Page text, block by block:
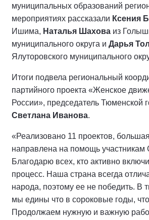
муниципальных образований
мероприятиях рассказали Ксения
Ишима, Наталья Шахова из
муниципального округа и Дарья
Ялуторовского муниципального
Итоги подвела региональный
партийного проекта «Женское
России», председатель Тюменской
Светлана Иванова.
«Реализовано 11 проектов,
направлена на помощь
Благодарю всех, кто активно
процесс. Наша страна всегда
народа, поэтому ее не победить. В
мы едины что в сороковые годы,
Продолжаем нужную и важную